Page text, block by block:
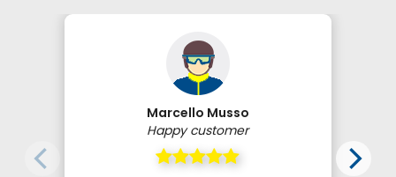
Marcello Musso
Happy customer